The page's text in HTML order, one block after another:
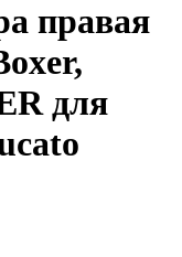
правая
для